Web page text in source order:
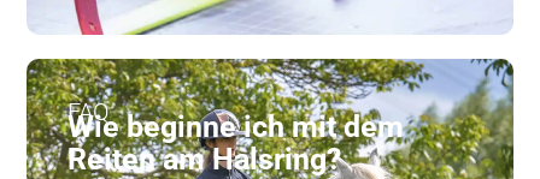
FAQ
Wie beginne ich mit dem
Reiten am Halsring?